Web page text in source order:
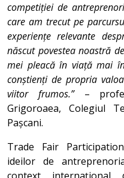
competiției de
care am trecut pe
experiențe relevante
născut povestea noastră
mei pleacă în viață mai
conștienți de propria
viitor frumos.”–
Grigoroaea, Colegiul
Pașcani.
Trade Fair
ideilor de